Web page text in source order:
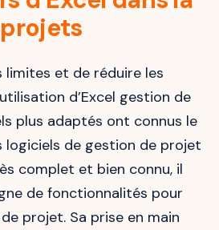
limites et de réduire les
d’Excel gestion de
plus adaptés ont connus le
logiciels de gestion de projet
complet et bien connu, il
de fonctionnalités pour
projet. Sa prise en main